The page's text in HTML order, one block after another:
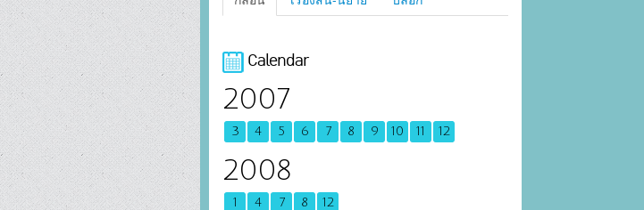
Calendar
2007
3 4 5 6 7 8 9 10 11 12
2008
1 4 7 8 12